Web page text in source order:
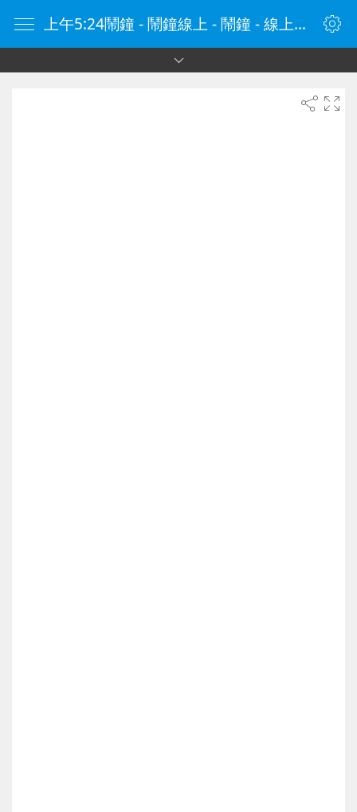
上午5:24鬧鐘 - 鬧鐘線上 - 鬧鐘 - 線上鬧鐘 - 在線鬧鐘 - 鬧鐘在線 - naozhong.tw